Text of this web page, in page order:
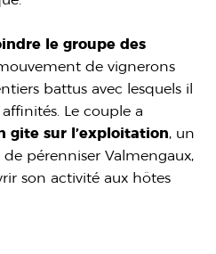
le groupe des
de vignerons
battus avec lesquels il
Le couple a
gite sur l’exploitation, un
pérenniser Valmengaux,
son activité aux hôtes